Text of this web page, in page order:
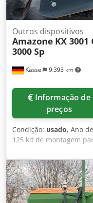
Kassel 9.393 km
Outros dispositivos
Amazone KX
3000 Sp
preços
Condição: usado, Ano
125 kit de montagem
de trilha adicional ou
Cataya sensor de radar
posição de trabalho
passagem / válvula de
trilhas de passagem